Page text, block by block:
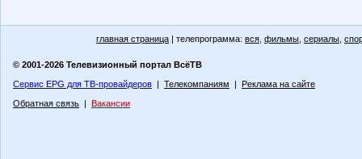
главная страница | телепрограмма: вся фильмы сериалы
© 2001-2026 Телевизионный портал ВсёТВ
Сервис EPG для ТВ-провайдеров | Телекомпаниям | Реклама на сайте
Обратная связь | Вакансии